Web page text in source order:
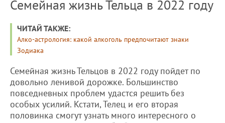
Семейная жизнь Тельца в 2022 году
ЧИТАЙ ТАКЖЕ:
Алко-астрология: какой алкоголь предпочитают знаки
Зодиака
Семейная жизнь Тельцов в 2022 году пойдет по
довольно ленивой дорожке. Большинство
повседневных проблем удастся решить без
особых усилий. Кстати, Телец и его вторая
половинка смогут узнать много интересного о